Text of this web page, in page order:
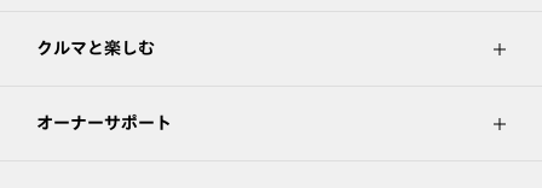
クルマと楽しむ
オーナーサポート